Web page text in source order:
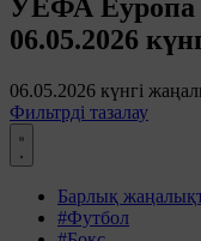
УЕФА
06.05.2026
06.05.2026 күнгі
Фильтрді тазалау
Барлық
#Футбол